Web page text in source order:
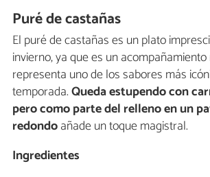
Puré de castañas
El puré de castañas es un plato
invierno, ya que es un
representa uno de los sabores más
temporada.Queda estupendo con
pero como parte del relleno en un
redondoañade un toque magistral.
Ingredientes